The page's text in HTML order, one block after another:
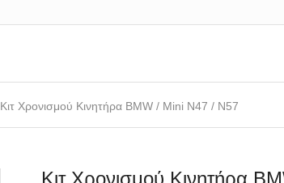
Κιτ Χρονισμού Κινητήρα BMW / Mini N47 / N57
Κιτ Χρονισμού Κινητήρα